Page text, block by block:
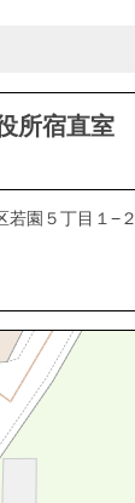
所宿直室
若園５丁目１−２